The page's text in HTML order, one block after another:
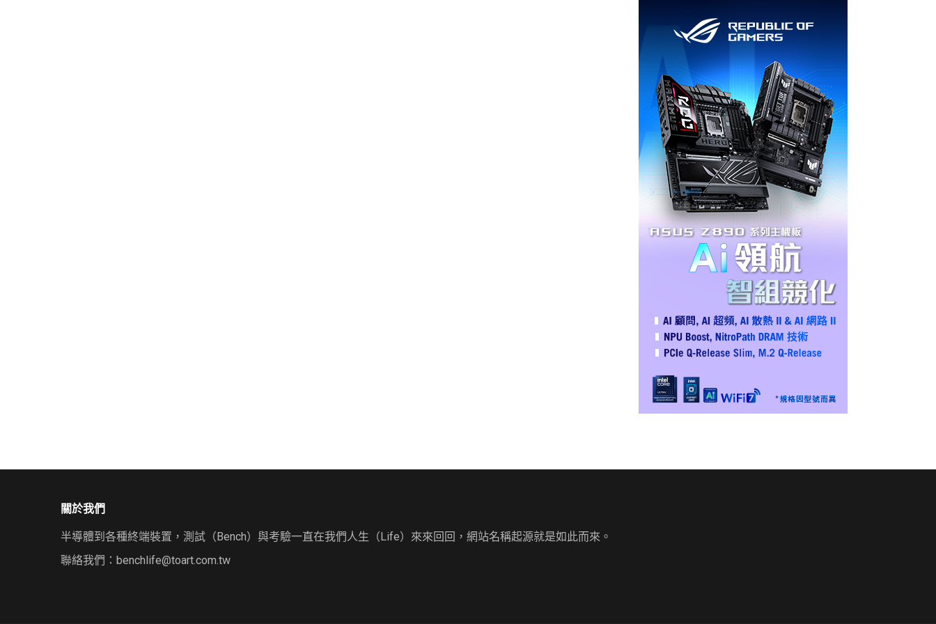
關於我們
半導體到各種終端裝置，測試（Bench）與考驗一直在我們人生（Life）來來回回，網站名稱起源就是如此而來。
聯絡我們： benchlife@toart.com.tw